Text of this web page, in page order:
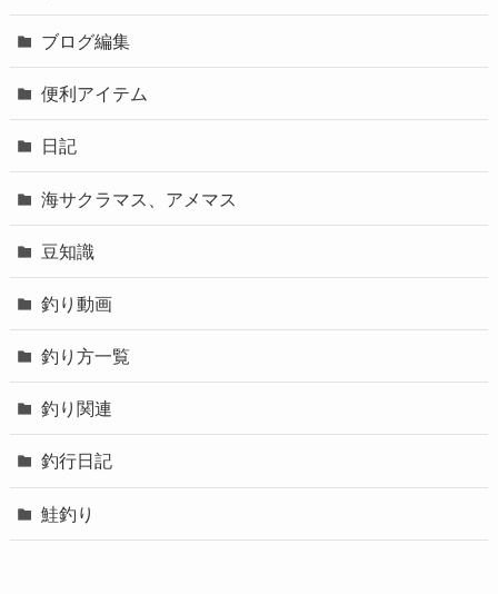
ブログ編集
便利アイテム
日記
海サクラマス、アメマス
豆知識
釣り動画
釣り方一覧
釣り関連
釣行日記
鮭釣り